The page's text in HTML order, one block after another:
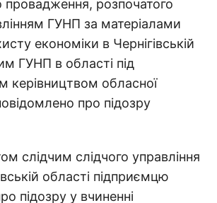
провадження, розпочатого
ГУНП за матеріалами
економіки в Чернігівській
ГУНП в області під
керівництвом обласної
про підозру
слідчим слідчого управління
області підприємцю
підозру у вчиненні